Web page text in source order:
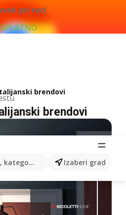
pri ruci
kategorije, proizvode...Izaberi grad
brendovi
brendovi